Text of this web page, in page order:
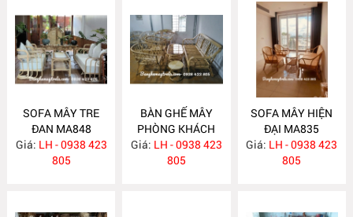
SOFA MÂY TRE
ĐAN MA848
Giá: LH - 0938 423
805
BÀN GHẾ MÂY
PHÒNG KHÁCH
MA839
Giá: LH - 0938 423
805
SOFA MÂY HIỆN
ĐẠI MA835
Giá: LH - 0938 423
805